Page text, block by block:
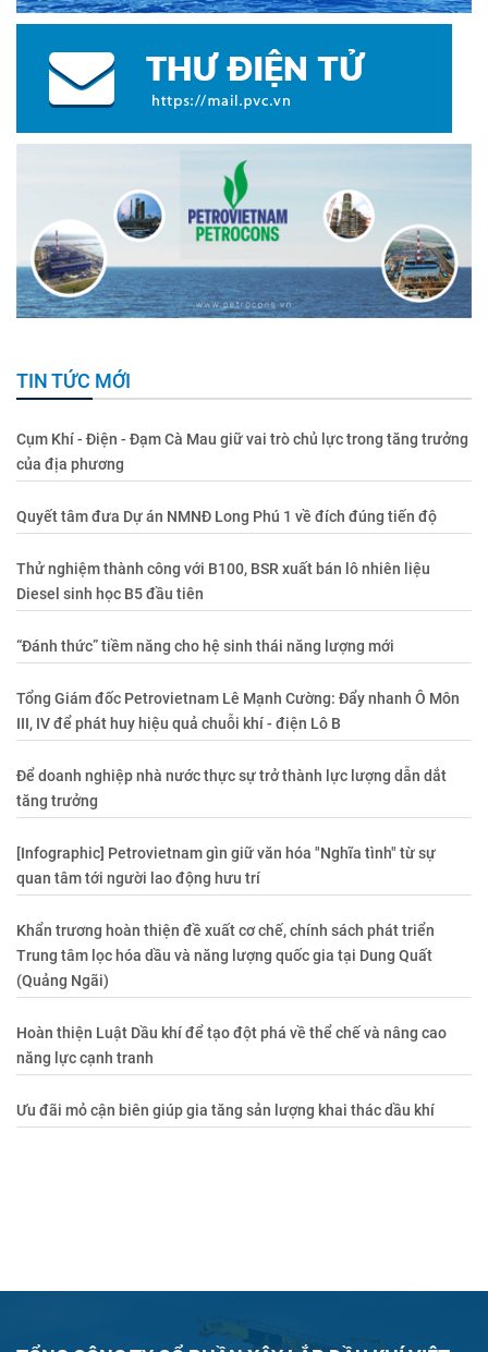
TIN TỨC MỚI
Cụm Khí - Điện - Đạm Cà Mau giữ vai trò chủ lực trong tăng trưởng
của địa phương
Quyết tâm đưa Dự án NMNĐ Long Phú 1 về đích đúng tiến độ
Thử nghiệm thành công với B100, BSR xuất bán lô nhiên liệu
Diesel sinh học B5 đầu tiên
“Đánh thức” tiềm năng cho hệ sinh thái năng lượng mới
Tổng Giám đốc Petrovietnam Lê Mạnh Cường: Đẩy nhanh Ô Môn
III, IV để phát huy hiệu quả chuỗi khí - điện Lô B
Để doanh nghiệp nhà nước thực sự trở thành lực lượng dẫn dắt
tăng trưởng
[Infographic] Petrovietnam gìn giữ văn hóa "Nghĩa tình" từ sự
quan tâm tới người lao động hưu trí
Khẩn trương hoàn thiện đề xuất cơ chế, chính sách phát triển
Trung tâm lọc hóa dầu và năng lượng quốc gia tại Dung Quất
(Quảng Ngãi)
Hoàn thiện Luật Dầu khí để tạo đột phá về thể chế và nâng cao
năng lực cạnh tranh
Ưu đãi mỏ cận biên giúp gia tăng sản lượng khai thác dầu khí